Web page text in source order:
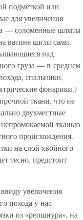
подметкой или
для увеличения
— соломенные шляпы
ватине шили сами.
над
груза — в среднем
спальники,
фонарики.)
ткани, что не
двухместные
тканью
происхождения.
на слой хвойного
тесно, предстоит
увеличения
похода у нас
из «репшнура», на